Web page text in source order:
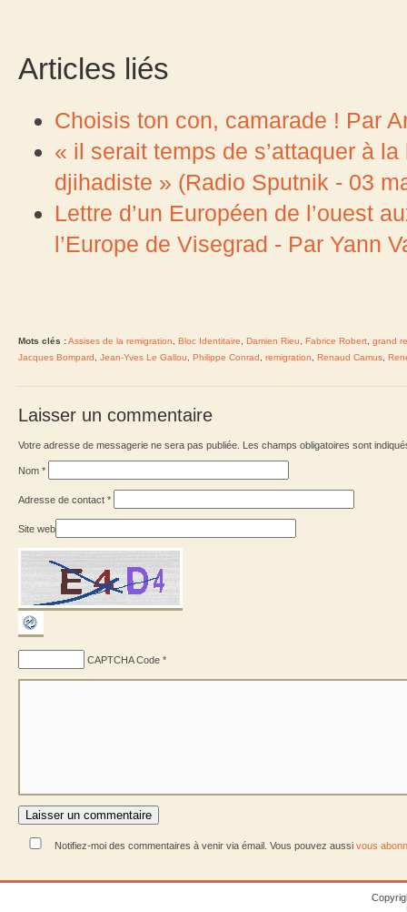
Articles liés
Choisis ton con, camarade ! Par
« il serait temps de s’attaquer à
djihadiste » (Radio Sputnik - 03
Lettre d’un Européen de l’ouest
l’Europe de Visegrad - Par Yann
Mots clés :Assises de la remigration Bloc Identitaire Damien Rieu Fabrice Robert grand
Jacques Bompard
Jean-Yves Le Gallou Philippe Conrad remigration Renaud Camus
Laisser un commentaire
Votre adresse de messagerie ne sera pas publiée. Les champs obligatoires sont
Nom *
Adresse de contact *
Site web
CAPTCHA Code *
Notifiez-moi des commentaires à venir via émail. Vous pouvez aussi vous